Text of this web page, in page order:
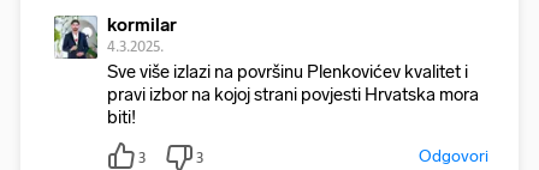
kormilar
4.3.2025.
Sve više izlazi na površinu Plenkovićev kvalitet i
pravi izbor na kojoj strani povjesti Hrvatska mora
biti!
3 3 Odgovori